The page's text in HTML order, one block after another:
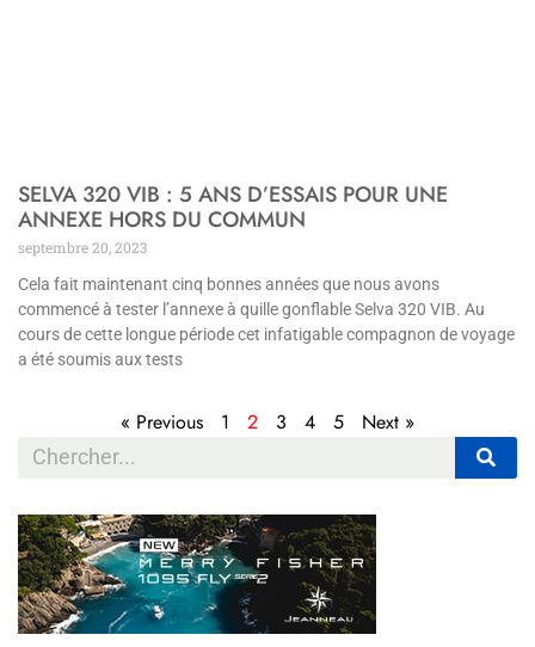
SELVA 320 VIB : 5 ANS D’ESSAIS POUR UNE
ANNEXE HORS DU COMMUN
septembre 20, 2023
Cela fait maintenant cinq bonnes années que nous avons
commencé à tester l’annexe à quille gonflable Selva 320 VIB. Au
cours de cette longue période cet infatigable compagnon de voyage
a été soumis aux tests
« Previous 1 2 3 4 5 Next »